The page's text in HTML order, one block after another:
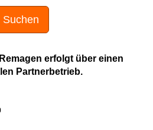
Suchen
erfolgt über einen
Partnerbetrieb.